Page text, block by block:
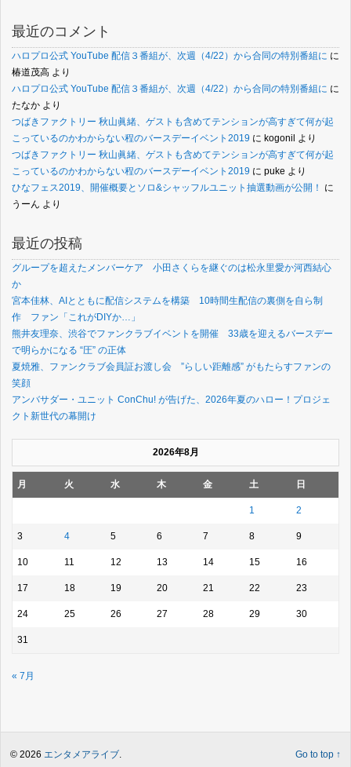
最近のコメント
ハロプロ公式 YouTube 配信３番組が、次週（4/22）から合同の特別番組に に
椿道茂高 より
ハロプロ公式 YouTube 配信３番組が、次週（4/22）から合同の特別番組に に
たなか より
つばきファクトリー 秋山眞緒、ゲストも含めてテンションが高すぎて何が起
こっているのかわからない程のバースデーイベント2019 に kogonil より
つばきファクトリー 秋山眞緒、ゲストも含めてテンションが高すぎて何が起
こっているのかわからない程のバースデーイベント2019 に puke より
ひなフェス2019、開催概要とソロ&シャッフルユニット抽選動画が公開！
に
うーん より
最近の投稿
グループを超えたメンバーケア 小田さくらを継ぐのは松永里愛か河西結心
か
宮本佳林、AIとともに配信システムを構築 10時間生配信の裏側を自ら制
作 ファン「これがDIYか…」
熊井友理奈、渋谷でファンクラブイベントを開催 33歳を迎えるバースデー
で明らかになる “圧” の正体
夏焼雅、ファンクラブ会員証お渡し会 ”らしい距離感” がもたらすファンの
笑顔
アンバサダー・ユニット ConChu! が告げた、2026年夏のハロー！プロジェ
クト新世代の幕開け
2026年8月
月 火 水 木 金 土 日
1 2
3 4 5 6 7 8 9
10 11 12 13 14 15 16
17 18 19 20 21 22 23
24 25 26 27 28 29 30
31
« 7月
Go to top ↑
© 2026 エンタメアライブ.